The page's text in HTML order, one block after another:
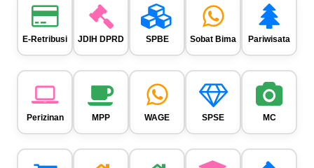
E-Retribusi JDIH DPRD SPBE Sobat Bima Pariwisata
Perizinan MPP WAGE SPSE MC